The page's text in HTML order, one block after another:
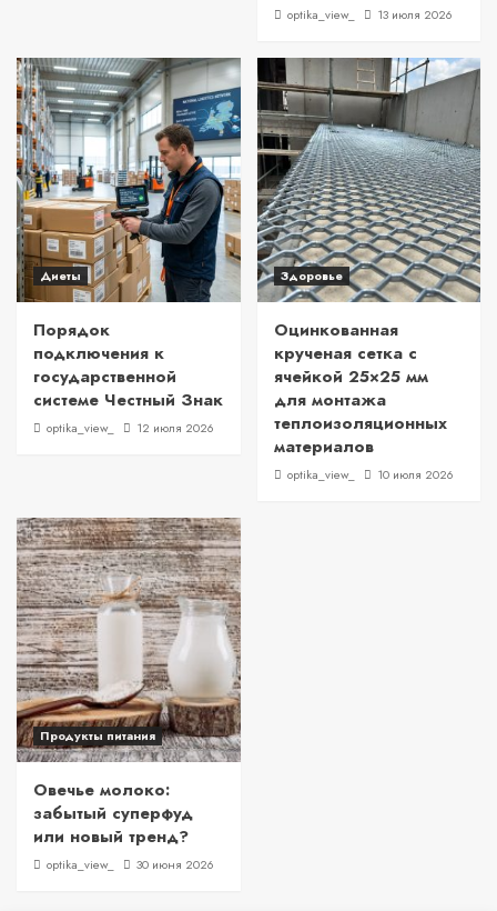
optika_view_ 13 июля 2026
Диеты
Порядок
подключения к
государственной
системе Честный Знак
optika_view_ 12 июля 2026
Здоровье
Оцинкованная
крученая сетка с
ячейкой 25×25 мм
для монтажа
теплоизоляционных
материалов
optika_view_ 10 июля 2026
Продукты питания
Овечье молоко:
забытый суперфуд
или новый тренд?
optika_view_ 30 июня 2026